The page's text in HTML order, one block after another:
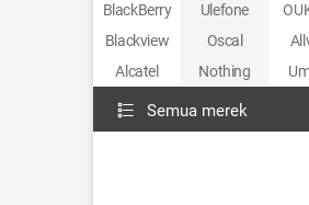
BlackBerry
Ulefone
Blackview
Oscal
Alcatel
Nothing
Semua merek